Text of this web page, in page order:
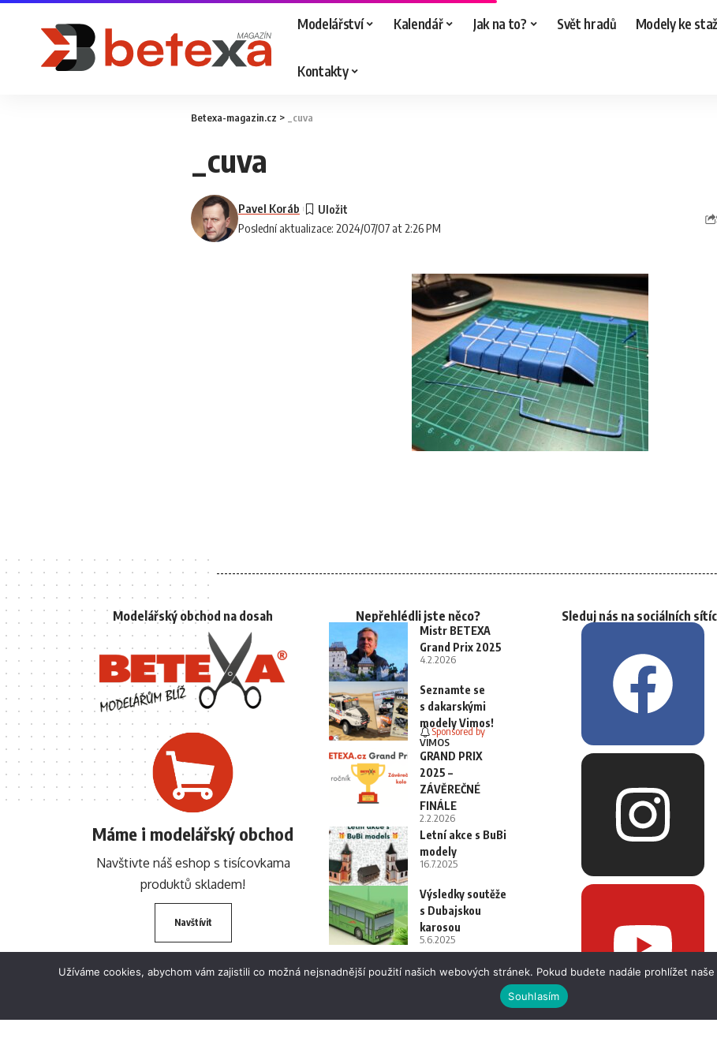
Modelářství Kalendář Jak na to? Svět hradů Modely ke
Kontakty
Betexa-magazin.cz > _cuva
_cuva
Poslední aktualizace: 2024/07/07 at 2:26 PM
Pavel Koráb
Modelářský obchod na dosah
Máme i modelářský obchod
Navštivte náš eshop s tisícovkama
produktů skladem!
Navštívit
Nepřehlédli jste něco?
Mistr BETEXA
Grand Prix 2025
4.2.2026
Seznamte se
s dakarskými
modely Vimos!
Sponsored by
VIMOS
GRAND PRIX
2025 –
ZÁVĚREČNÉ
FINÁLE
2.2.2026
Letní akce s BuBi
modely
16.7.2025
Výsledky soutěže
s Dubajskou
karosou
5.6.2025
Sleduj nás na sociálních
Užíváme cookies, abychom vám zajistili co možná nejsnadnější použití našich webových stránek. Pokud budete nadále prohlížet
Souhlasím